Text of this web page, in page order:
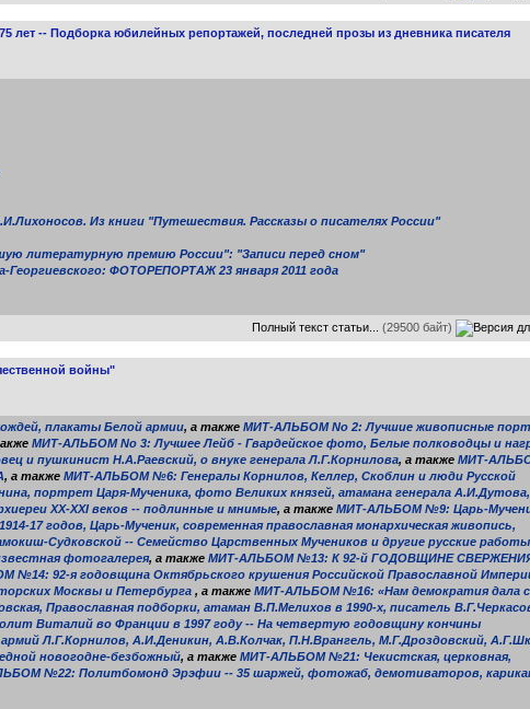
лет -- Подборка юбилейных репортажей, последней прозы из дневника писателя
Из книги "Путешествия. Рассказы о писателях России"
литературную премию России": "Записи перед сном"
ФОТОРЕПОРТАЖ 23 января 2011 года
Полный текст статьи... (29500 байт)
войны"
плакаты Белой армии, а также МИТ-АЛЬБОМ No 2: Лучшие живописные
МИТ-АЛЬБОМ No 3: Лучшее Лейб - Гвардейское фото, Белые полководцы и
и пушкинист Н.А.Раевский, о внуке генерала Л.Г.Корнилова, а также МИТ-
, а также МИТ-АЛЬБОМ №6: Генералы Корнилов, Келлер, Скоблин и люди Русской
портрет Царя-Мученика, фото Великих князей, атамана генерала А.И.Дутова,
XX-XXI веков -- подлинные и мнимые, а также МИТ-АЛЬБОМ №9: Царь-
17 годов, Царь-Мученик, современная православная монархическая живопись,
Судковской -- Семейство Царственных Мучеников и другие русские работы
фотогалерея, а также МИТ-АЛЬБОМ №13: К 92-й ГОДОВЩИНЕ
№14: 92-я годовщина Октябрьского крушения Российской Православной
Москвы и Петербурга , а также МИТ-АЛЬБОМ №16: «Нам демократия дала
Православная подборки, атаман В.П.Мелихов в 1990-х, писатель
Виталий во Франции в 1997 году -- На четвертую годовщину кончины
Л.Г.Корнилов, А.И.Деникин, А.В.Колчак, П.Н.Врангель, М.Г.Дроздовский,
новогодне-безбожный, а также МИТ-АЛЬБОМ №21: Чекистская, церковная,
№22: Политбомонд Эрэфии -- 35 шаржей, фотожаб, демотиваторов,